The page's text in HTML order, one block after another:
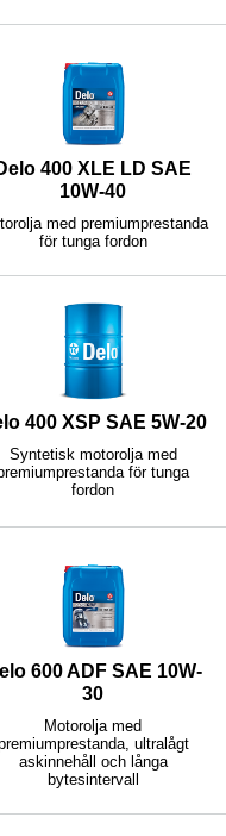
400 XLE LD SAE
10W-40
med premiumprestanda
för tunga fordon
400 XSP SAE 5W-20
Syntetisk motorolja med
för tunga
fordon
600 ADF SAE 10W-
30
Motorolja med
ultralågt
askinnehåll och långa
bytesintervall